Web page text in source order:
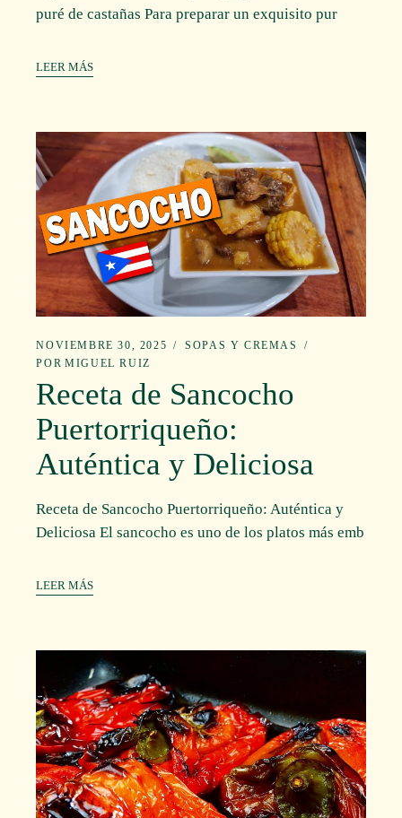
puré de castañas Para preparar un exquisito pur
LEER MÁS
NOVIEMBRE 30, 2025
SOPAS Y CREMAS
POR MIGUEL RUIZ
Receta de Sancocho
Puertorriqueño:
Auténtica y Deliciosa
Receta de Sancocho Puertorriqueño: Auténtica y
Deliciosa El sancocho es uno de los platos más emb
LEER MÁS